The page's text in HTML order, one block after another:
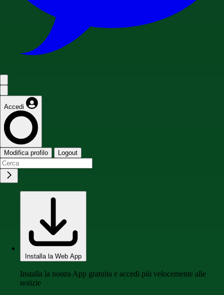
Accedi
Modifica profilo Logout
Installa la Web App
Installa la nostra App gratuita e accedi più velocemente alle
notizie